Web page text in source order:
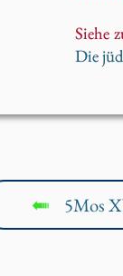
Siehe
Die
↤ 5Mos